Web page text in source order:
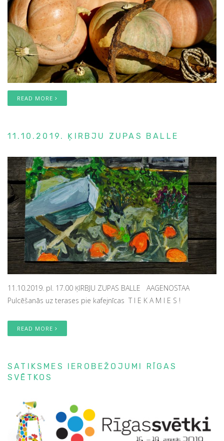
READ MORE
11.10.2019. ĶIRBJU ZUPAS BALLE
11.10.2019. pl. 17.00 ĶIRBJU ZUPAS BALLE AAGENOSTAA
Pulcēšanās uz terases pie kafejnīcas T I E K A M I E S !
READ MORE
SATIKSMES IEROBEŽOJUMI RĪGAS
SVĒTKOS